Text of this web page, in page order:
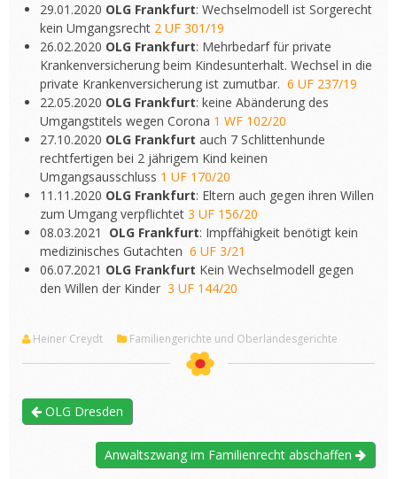
29.01.2020 OLG Frankfurt: Wechselmodell ist Sorgerecht
kein Umgangsrecht 2 UF 301/19
26.02.2020 OLG Frankfurt: Mehrbedarf für private
Krankenversicherung beim Kindesunterhalt. Wechsel in die
private Krankenversicherung ist zumutbar. 6 UF 237/19
22.05.2020 OLG Frankfurt: keine Abänderung des
Umgangstitels wegen Corona 1 WF 102/20
27.10.2020 OLG Frankfurt auch 7 Schlittenhunde
rechtfertigen bei 2 jährigem Kind keinen
Umgangsausschluss 1 UF 170/20
11.11.2020 OLG Frankfurt: Eltern auch gegen ihren Willen
zum Umgang verpflichtet 3 UF 156/20
08.03.2021 OLG Frankfurt: Impffähigkeit benötigt kein
medizinisches Gutachten 6 UF 3/21
06.07.2021 OLG Frankfurt Kein Wechselmodell gegen
den Willen der Kinder 3 UF 144/20
Heiner Creydt Familiengerichte und Oberlandesgerichte
OLG Dresden
Anwaltszwang im Familienrecht abschaffen